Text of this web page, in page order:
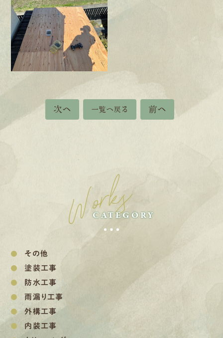
次へ 一覧へ戻る 前へ
Works
CATEGORY
その他
塗装工事
防水工事
雨漏り工事
外構工事
内装工事